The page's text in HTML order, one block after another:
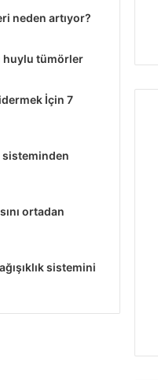
neden artıyor?
huylu tümörler
İçin 7
sisteminden
ortadan
sistemini